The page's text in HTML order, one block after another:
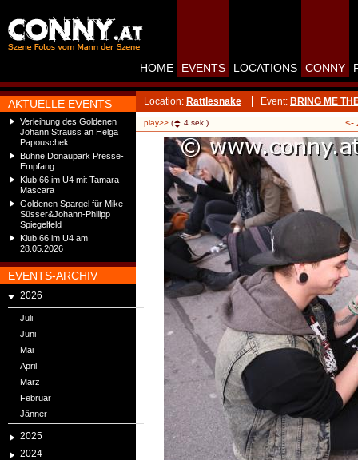
AKTUELLE EVENTS
Verleihung des Goldenen
Johann Strauss an Helga
Papouschek
Bühne Donaupark Presse-
Empfang
Klub 66 im U4 mit Tamara
Mascara
Goldenen Spargel für Mike
Süsser&Johann-Philipp
Spiegelfeld
Klub 66 im U4 am
28.05.2026
EVENTS-ARCHIV
2026
Juli
Juni
Mai
April
März
Februar
Jänner
2025
2024
HOME EVENTS LOCATIONS CONNY
Location: Rattlesnake Event: BRING ME
play>> ( 4 sek.) <-